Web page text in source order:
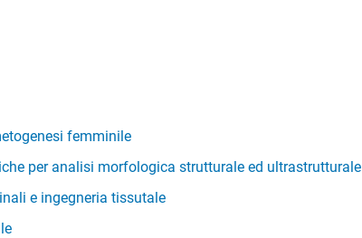
femminile
per analisi morfologica strutturale ed ultrastrutturale
e ingegneria tissutale